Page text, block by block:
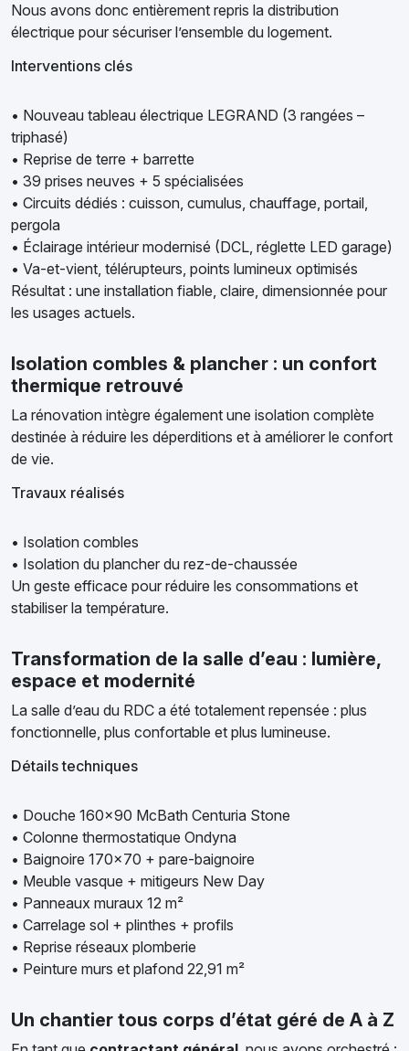
Nous avons donc entièrement repris la distribution
électrique pour sécuriser l’ensemble du logement.
Interventions clés
• Nouveau tableau électrique LEGRAND (3 rangées –
triphasé)
• Reprise de terre + barrette
• 39 prises neuves + 5 spécialisées
• Circuits dédiés : cuisson, cumulus, chauffage, portail,
pergola
• Éclairage intérieur modernisé (DCL, réglette LED garage)
• Va-et-vient, télérupteurs, points lumineux optimisés
Résultat : une installation fiable, claire, dimensionnée pour
les usages actuels.
Isolation combles & plancher : un confort
thermique retrouvé
La rénovation intègre également une isolation complète
destinée à réduire les déperditions et à améliorer le confort
de vie.
Travaux réalisés
• Isolation combles
• Isolation du plancher du rez-de-chaussée
Un geste efficace pour réduire les consommations et
stabiliser la température.
Transformation de la salle d’eau : lumière,
espace et modernité
La salle d’eau du RDC a été totalement repensée : plus
fonctionnelle, plus confortable et plus lumineuse.
Détails techniques
• Douche 160×90 McBath Centuria Stone
• Colonne thermostatique Ondyna
• Baignoire 170×70 + pare-baignoire
• Meuble vasque + mitigeurs New Day
• Panneaux muraux 12 m²
• Carrelage sol + plinthes + profils
• Reprise réseaux plomberie
• Peinture murs et plafond 22,91 m²
Un chantier tous corps d’état géré de A à Z